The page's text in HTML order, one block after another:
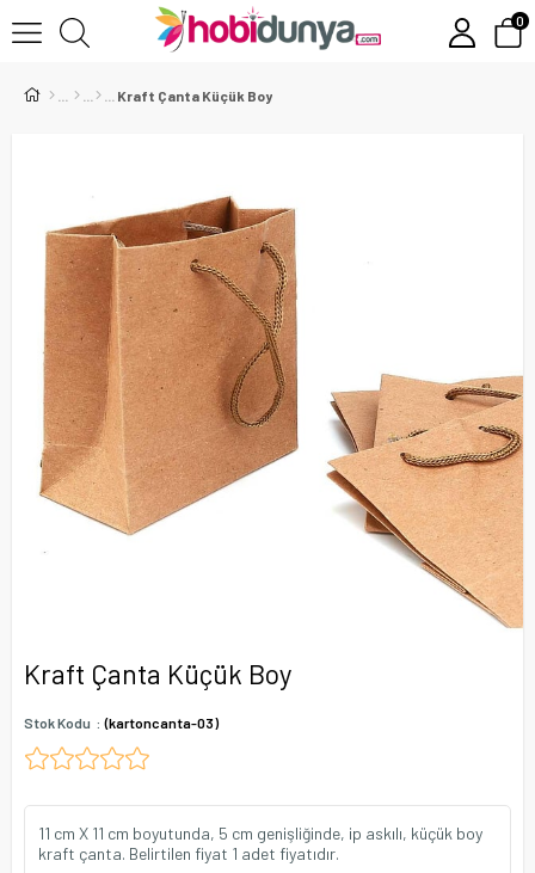
0
Kraft Çanta Küçük Boy
Kraft Çanta Küçük Boy
Stok Kodu (kartoncanta-03)
11 cm X 11 cm boyutunda, 5 cm genişliğinde, ip askılı, küçük boy
kraft çanta. Belirtilen fiyat 1 adet fiyatıdır.